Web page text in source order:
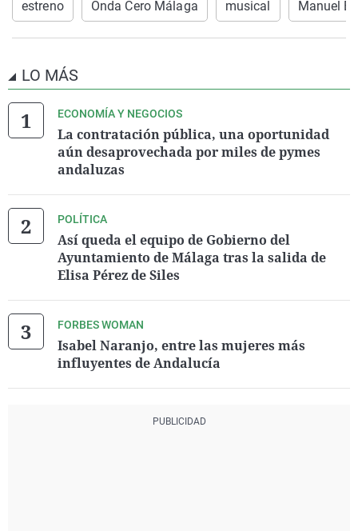
estreno Onda Cero Málaga musical Manuel
LO MÁS
ECONOMÍA Y NEGOCIOS
La contratación pública, una oportunidad
aún desaprovechada por miles de pymes
andaluzas
POLÍTICA
Así queda el equipo de Gobierno del
Ayuntamiento de Málaga tras la salida de
Elisa Pérez de Siles
FORBES WOMAN
Isabel Naranjo, entre las mujeres más
influyentes de Andalucía